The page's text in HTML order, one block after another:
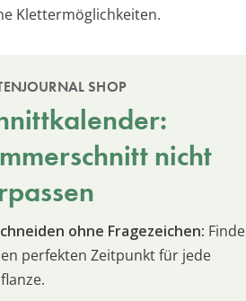
Klettermöglichkeiten.
SHOP
nicht
ohne Fragezeichen: Finde
perfekten Zeitpunkt für jede